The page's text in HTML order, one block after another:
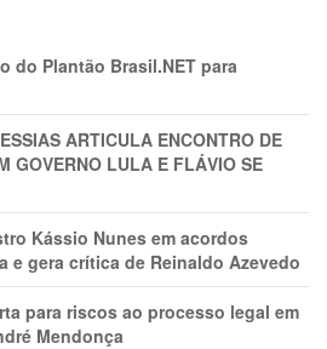
do Plantão Brasil.NET para
ARTICULA ENCONTRO DE
GOVERNO LULA E FLÁVIO SE
Kássio Nunes em acordos
e gera crítica de Reinaldo Azevedo
para riscos ao processo legal em
Mendonça